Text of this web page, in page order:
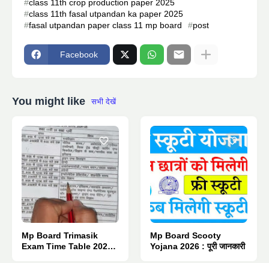
class 11th crop production paper 2025
class 11th fasal utpandan ka paper 2025
fasal utpandan paper class 11 mp board
post
Facebook
You might like सभी देखें
Mp Board Trimasik
Exam Time Table 2026 :
Mp Board Scooty
Yojana 2026 : पूरी जानकारी